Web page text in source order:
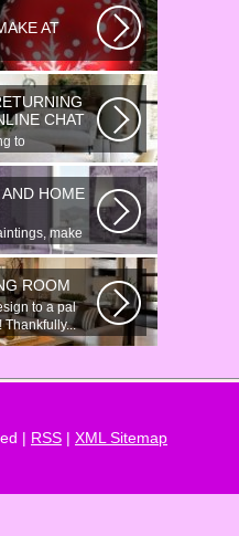
AT
Christmas
some
CHAT
to
recent years,
HOME
make
ROOM
to a pal
Thankfully...
| RSS | XML Sitemap